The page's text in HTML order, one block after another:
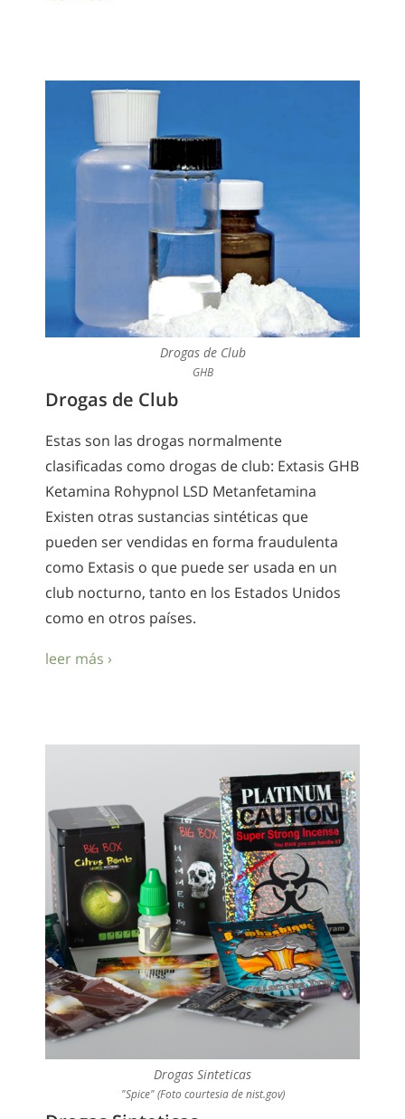
Drogas de Club
GHB
Drogas de Club
Estas son las drogas normalmente
clasificadas como drogas de club: Extasis GHB
Ketamina Rohypnol LSD Metanfetamina
Existen otras sustancias sintéticas que
pueden ser vendidas en forma fraudulenta
como Extasis o que puede ser usada en un
club nocturno, tanto en los Estados Unidos
como en otros países.
leer más ›
Drogas Sinteticas
"Spice" (Foto courtesia de nist.gov)